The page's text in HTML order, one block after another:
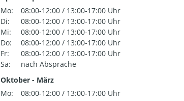
Mo:
08:00-12:00 / 13:00-17:00 Uhr
Di:
08:00-12:00 / 13:00-17:00 Uhr
Mi:
08:00-12:00 / 13:00-17:00 Uhr
Do:
08:00-12:00 / 13:00-17:00 Uhr
Fr:
08:00-12:00 / 13:00-17:00 Uhr
Sa:
nach Absprache
Oktober - März
Mo:
08:00-12:00 / 13:00-17:00 Uhr